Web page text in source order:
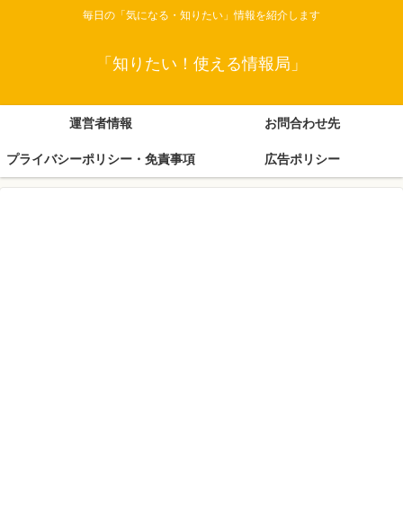
毎日の「気になる・知りたい」情報を紹介します
「知りたい！使える情報局」
運営者情報 お問合わせ先
プライバシーポリシー・免責事項 広告ポリシー